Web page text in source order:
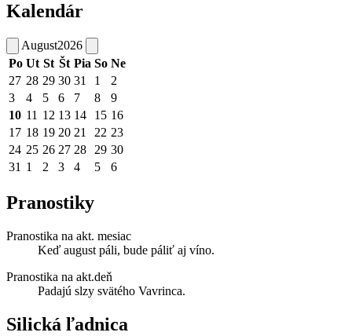
Kalendár
August2026
Po Ut St Št Pia So Ne
27 28 29 30 31 1
2
3
4 5 6 7 8
9
10 11 12 13 14 15 16
17 18 19 20 21 22 23
24 25 26 27 28 29 30
31 1 2 3 4 5 6
Pranostiky
Pranostika na akt. mesiac
Keď august páli, bude páliť aj víno.
Pranostika na akt.deň
Padajú slzy svätého Vavrinca.
Silická ľadnica